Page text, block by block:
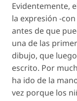
Evidentemente,
la expresión -
antes de que
una de las
dibujo, que
escrito. Por
ha ido de la
vez porque los